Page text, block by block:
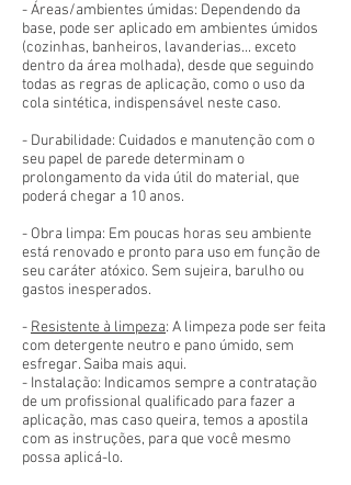
- Áreas/ambientes úmidas: Dependendo da
base, pode ser aplicado em ambientes úmidos
(cozinhas, banheiros, lavanderias... exceto
dentro da área molhada), desde que seguindo
todas as regras de aplicação, como o uso da
cola sintética, indispensável neste caso.
- Durabilidade: Cuidados e manutenção com o
seu papel de parede determinam o
prolongamento da vida útil do material, que
poderá chegar a 10 anos.
- Obra limpa: Em poucas horas seu ambiente
está renovado e pronto para uso em função de
seu caráter atóxico. Sem sujeira, barulho ou
gastos inesperados.
- Resistente à limpeza: A limpeza pode ser feita
com detergente neutro e pano úmido, sem
esfregar. Saiba mais aqui.
- Instalação: Indicamos sempre a contratação
de um profissional qualificado para fazer a
aplicação, mas caso queira, temos a apostila
com as instruções, para que você mesmo
possa aplicá-lo.